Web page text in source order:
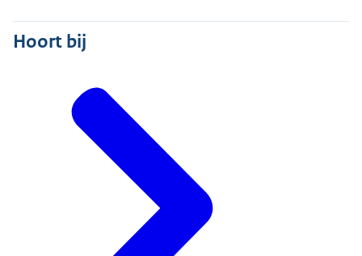
Hoort bij